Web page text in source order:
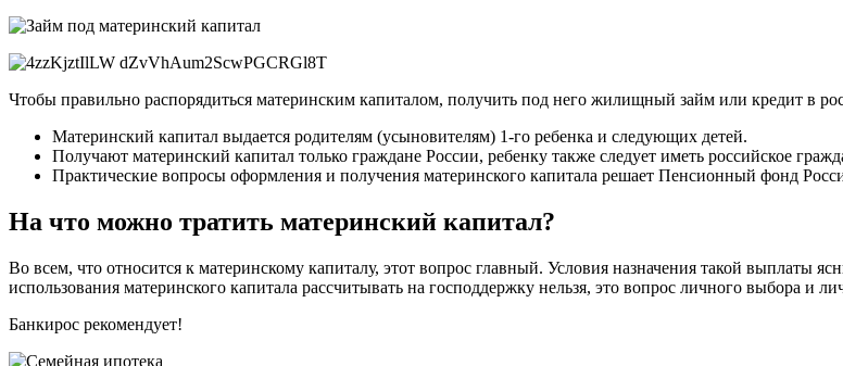
Чтобы правильно распорядиться материнским капиталом, получить под него жилищный займ или кредит в
Материнский капитал выдается родителям (усыновителям) 1-го ребенка и следующих детей.
Получают материнский капитал только граждане России, ребенку также следует иметь российское
Практические вопросы оформления и получения материнского капитала решает Пенсионный фонд
На что можно тратить материнский капитал?
Во всем, что относится к материнскому капиталу, этот вопрос главный. Условия назначения такой выплаты
использования материнского капитала рассчитывать на господдержку нельзя, это вопрос личного выбора и
Банкирос рекомендует!